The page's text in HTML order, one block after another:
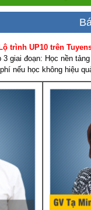
trình UP10 trên
giai đoạn: Học nền
nếu học không hiệu